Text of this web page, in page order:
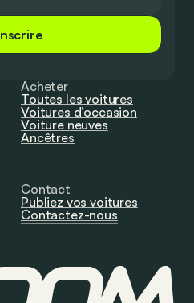
Acheter
Toutes les voitures
Voitures d’occasion
Voiture neuves
Ancêtres
Contact
Publiez vos voitures
Contactez-nous